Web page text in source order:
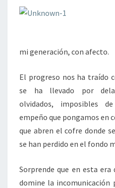
A los
mi generación, con afecto.
El progreso nos ha traído
se ha llevado por
olvidados, imposibles
empeño que pongamos en
que abren el cofre donde
se han perdido en el fondo
Sorprende que en esta
domine la incomunicación